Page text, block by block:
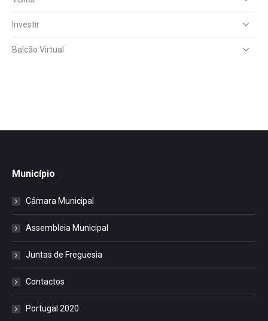
Investir
Balcão Virtual
Município
Câmara Municipal
Assembleia Municipal
Juntas de Freguesia
Contactos
Portugal 2020